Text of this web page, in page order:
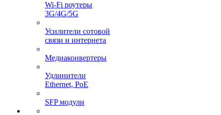
Wi-Fi роутеры
3G/4G/5G
Усилители сотовой
связи и интернета
Медиаконвертеры
Удлинители
Ethernet, PoE
SFP модули